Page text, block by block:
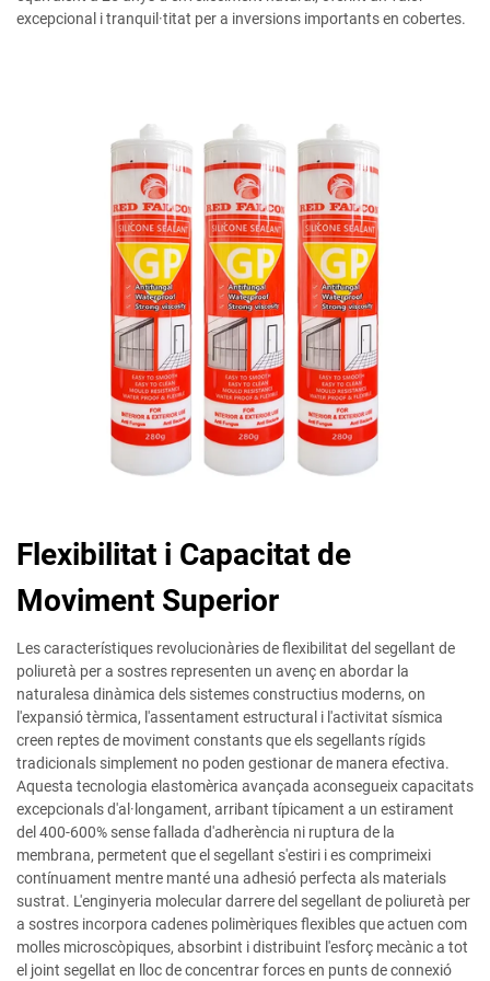
excepcional i tranquil·titat per a inversions importants en cobertes.
Flexibilitat i Capacitat de
Moviment Superior
Les característiques revolucionàries de flexibilitat del segellant de
poliuretà per a sostres representen un avenç en abordar la
naturalesa dinàmica dels sistemes constructius moderns, on
l'expansió tèrmica, l'assentament estructural i l'activitat sísmica
creen reptes de moviment constants que els segellants rígids
tradicionals simplement no poden gestionar de manera efectiva.
Aquesta tecnologia elastomèrica avançada aconsegueix capacitats
excepcionals d'al·longament, arribant típicament a un estirament
del 400-600% sense fallada d'adherència ni ruptura de la
membrana, permetent que el segellant s'estiri i es comprimeixi
contínuament mentre manté una adhesió perfecta als materials
sustrat. L'enginyeria molecular darrere del segellant de poliuretà per
a sostres incorpora cadenes polimèriques flexibles que actuen com
molles microscòpiques, absorbint i distribuint l'esforç mecànic a tot
el joint segellat en lloc de concentrar forces en punts de connexió